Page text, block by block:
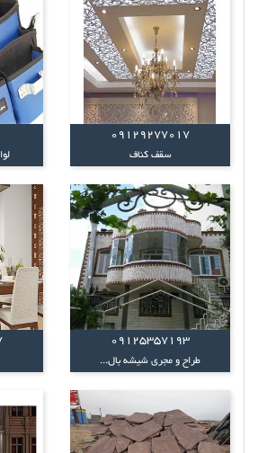
09129277017
سقف کناف
09125357193
طراح و مجری شیشه بال...